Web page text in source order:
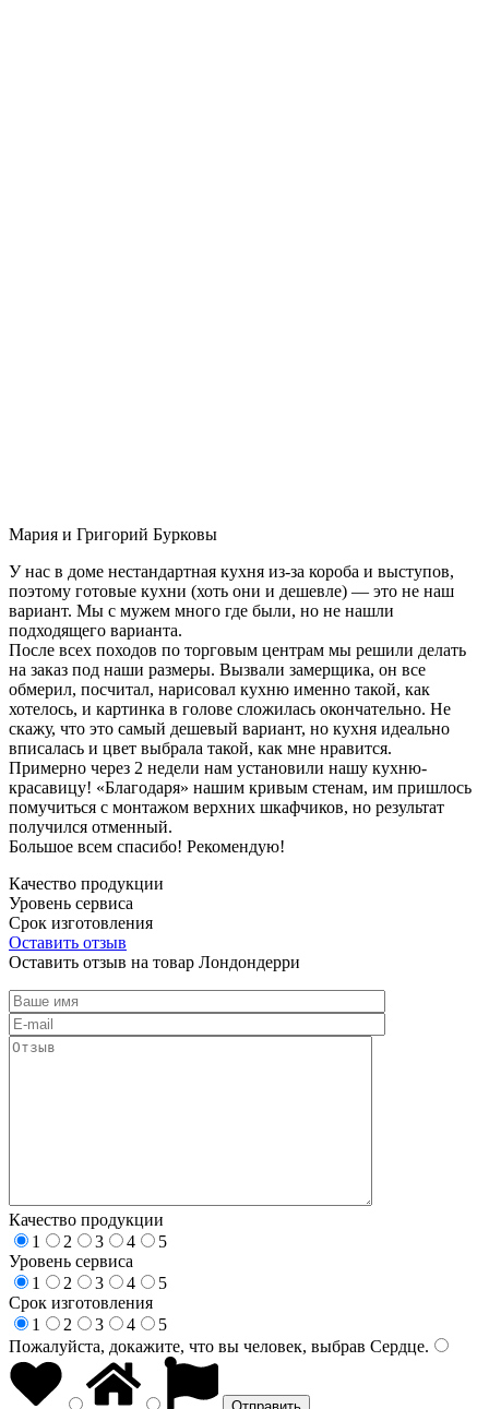
Мария и Григорий Бурковы
У нас в доме нестандартная кухня из-за короба и выступов,
поэтому готовые кухни (хоть они и дешевле) — это не наш
вариант. Мы с мужем много где были, но не нашли
подходящего варианта.
После всех походов по торговым центрам мы решили делать
на заказ под наши размеры. Вызвали замерщика, он все
обмерил, посчитал, нарисовал кухню именно такой, как
хотелось, и картинка в голове сложилась окончательно. Не
скажу, что это самый дешевый вариант, но кухня идеально
вписалась и цвет выбрала такой, как мне нравится.
Примерно через 2 недели нам установили нашу кухню-
красавицу! «Благодаря» нашим кривым стенам, им пришлось
помучиться с монтажом верхних шкафчиков, но результат
получился отменный.
Большое всем спасибо! Рекомендую!
Качество продукции
Уровень сервиса
Срок изготовления
Оставить отзыв
Оставить отзыв на товар Лондондерри
Качество продукции
1
2 3 4
5
Уровень сервиса
1
2 3 4
5
Срок изготовления
1
2 3 4
5
Пожалуйста, докажите, что вы человек, выбрав Сердце.